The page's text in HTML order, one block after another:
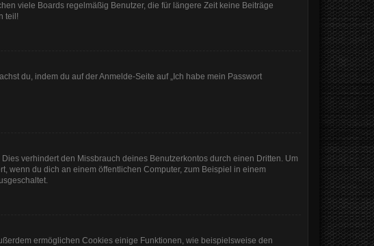
viele Boards regelmäßig Benutzer, die für längere Zeit keine Beiträge
teil!
du, indem du auf der Anmelde-Seite auf „Ich habe mein Passwort
verhindert den Missbrauch deines Benutzerkontos durch einen Dritten. Um
wenn du dich an einem öffentlichen Computer, zum Beispiel in einem
ermöglichen Cookies einige Funktionen, wie beispielsweise den